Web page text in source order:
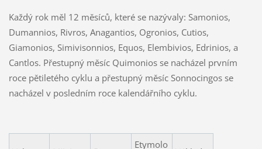
Každý rok měl 12 měsíců, které se nazývaly: Samonios,
Dumannios, Rivros, Anagantios, Ogronios, Cutios,
Giamonios, Simivisonnios, Equos, Elembivios, Edrinios, a
Cantlos. Přestupný měsíc Quimonios se nacházel prvním
roce pětiletého cyklu a přestupný měsíc Sonnocingos se
nacházel v posledním roce kalendářního cyklu.
Etymolo